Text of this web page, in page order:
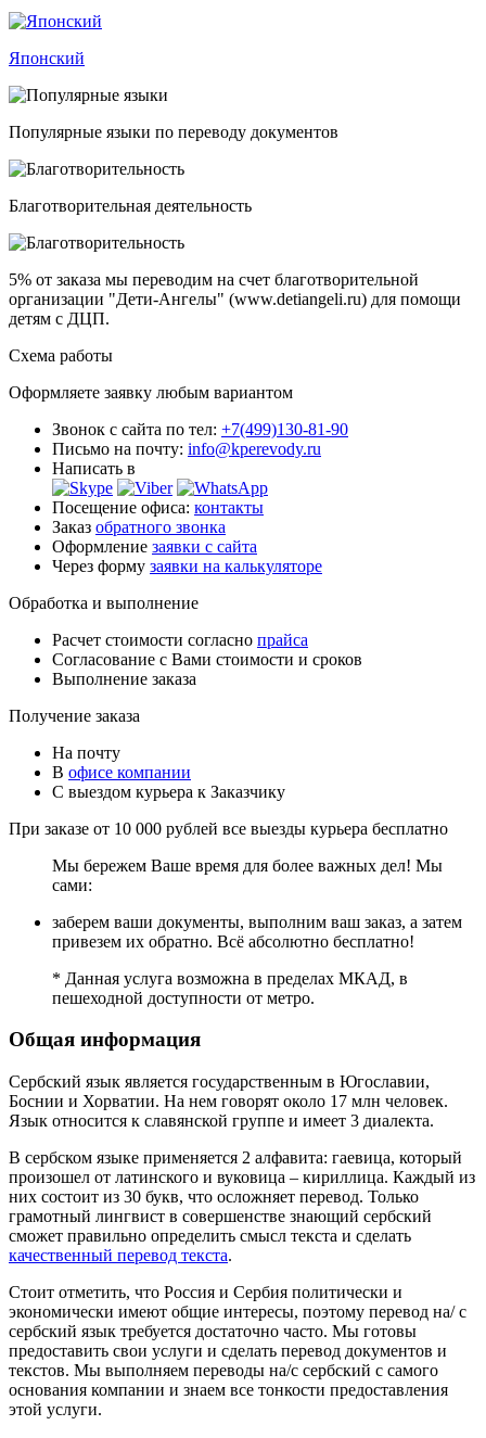
Японский
Популярные языки по переводу документов
Благотворительная деятельность
5% от заказа мы переводим на счет благотворительной
организации "Дети-Ангелы" (www.detiangeli.ru) для помощи
детям с ДЦП.
Схема работы
Оформляете заявку любым вариантом
Звонок с сайта по тел: +7(499)130-81-90
Письмо на почту: info@kperevody.ru
Написать в
Посещение офиса: контакты
Заказ обратного звонка
Оформление заявки с сайта
Через форму заявки на калькуляторе
Обработка и выполнение
Расчет стоимости согласно прайса
Согласование с Вами стоимости и сроков
Выполнение заказа
Получение заказа
На почту
В офисе компании
С выездом курьера к Заказчику
При заказе от 10 000 рублей все выезды курьера бесплатно
Мы бережем Ваше время для более важных дел! Мы
сами:
заберем ваши документы, выполним ваш заказ, а затем
привезем их обратно. Всё абсолютно бесплатно!
* Данная услуга возможна в пределах МКАД, в
пешеходной доступности от метро.
Общая информация
Сербский язык является государственным в Югославии,
Боснии и Хорватии. На нем говорят около 17 млн человек.
Язык относится к славянской группе и имеет 3 диалекта.
В сербском языке применяется 2 алфавита: гаевица, который
произошел от латинского и вуковица – кириллица. Каждый из
них состоит из 30 букв, что осложняет перевод. Только
грамотный лингвист в совершенстве знающий сербский
сможет правильно определить смысл текста и сделать
качественный перевод текста.
Стоит отметить, что Россия и Сербия политически и
экономически имеют общие интересы, поэтому перевод на/ с
сербский язык требуется достаточно часто. Мы готовы
предоставить свои услуги и сделать перевод документов и
текстов. Мы выполняем переводы на/с сербский с самого
основания компании и знаем все тонкости предоставления
этой услуги.